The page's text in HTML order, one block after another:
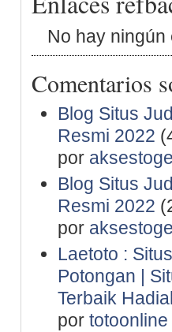
No hay
Comentarios
Blog Situs
Resmi 2022
por
Blog Situs
Resmi 2022
por
Laetoto :
Potongan |
Terbaik
por totoonline